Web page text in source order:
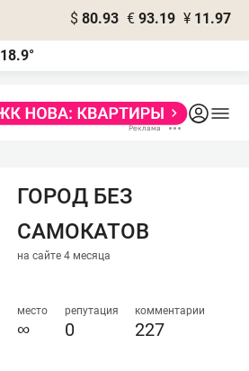
$ 80.93 € 93.19 ¥ 11.97
18.9°
ГОРОД БЕЗ
САМОКАТОВ
на сайте 4 месяца
место
∞
репутация
0
комментарии
227